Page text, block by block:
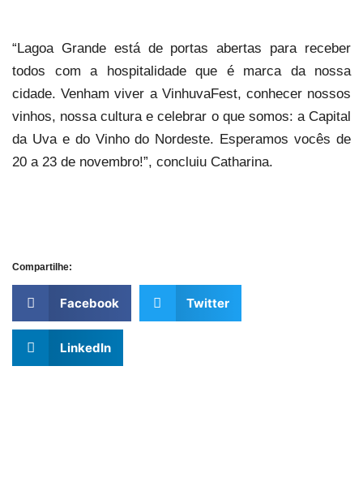
“Lagoa Grande está de portas abertas para receber
todos com a hospitalidade que é marca da nossa
cidade. Venham viver a VinhuvaFest, conhecer nossos
vinhos, nossa cultura e celebrar o que somos: a Capital
da Uva e do Vinho do Nordeste. Esperamos vocês de
20 a 23 de novembro!”, concluiu Catharina.
Compartilhe:
Facebook Twitter
LinkedIn